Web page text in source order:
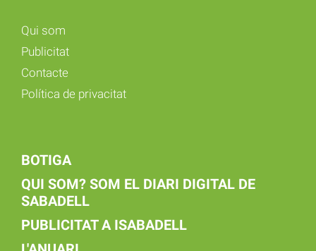
Qui som
Publicitat
Contacte
Política de privacitat
BOTIGA
QUI SOM? SOM EL DIARI DIGITAL DE
SABADELL
PUBLICITAT A ISABADELL